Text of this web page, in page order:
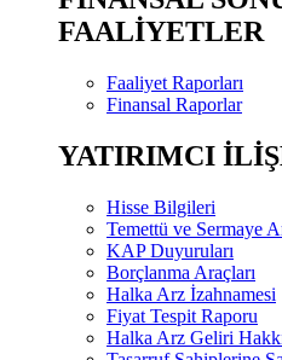
FAALİYETLER
Faaliyet Raporları
Finansal Raporlar
YATIRIMCI
Hisse Bilgileri
Temettü ve Sermaye
KAP Duyuruları
Borçlanma Araçları
Halka Arz İzahnamesi
Fiyat Tespit Raporu
Halka Arz Geliri